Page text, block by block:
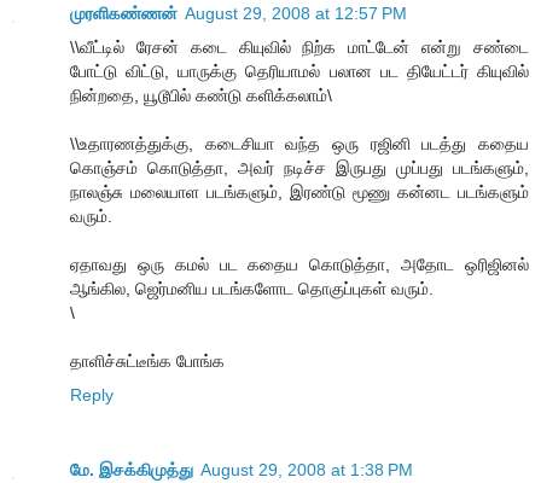
முரளிகண்ணன் August 29, 2008 at 12:57 PM
\\வீட்டில் ரேசன் கடை கியுவில் நிற்க மாட்டேன் என்று சண்டை
போட்டு விட்டு, யாருக்கு தெரியாமல் பலான பட தியேட்டர் கியுவில்
நின்றதை, யூடூபில் கண்டு களிக்கலாம்\
\\உதாரணத்துக்கு, கடைசியா வந்த ஒரு ரஜினி படத்து கதைய
கொஞ்சம் கொடுத்தா, அவர் நடிச்ச இருபது முப்பது படங்களும்,
நாலஞ்சு மலையாள படங்களும், இரண்டு மூணு கன்னட படங்களும்
வரும்.
ஏதாவது ஒரு கமல் பட கதைய கொடுத்தா, அதோட ஒரிஜினல்
ஆங்கில, ஜெர்மனிய படங்களோட தொகுப்புகள் வரும்.
\
தாளிச்சுட்டீங்க போங்க
Reply
மே. இசக்கிமுத்து August 29, 2008 at 1:38 PM